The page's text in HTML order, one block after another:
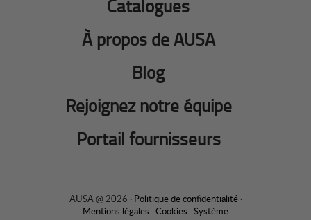
Catalogues
À propos de AUSA
Blog
Rejoignez notre équipe
Portail fournisseurs
AUSA @ 2026 · Politique de confidentialité·
Mentions légales ·Cookies ·Système